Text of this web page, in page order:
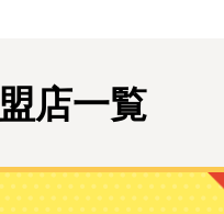
店一覧